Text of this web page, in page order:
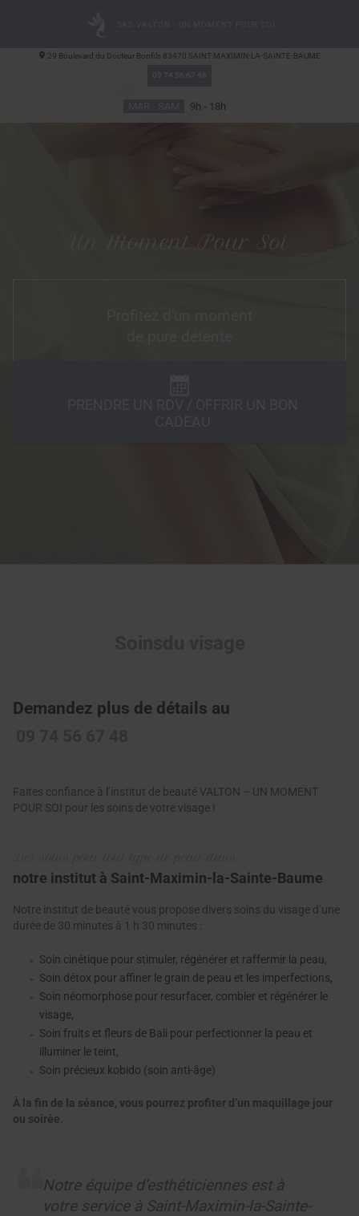
29 Boulevard du Docteur Bonfils 83470 SAINT-MAXIMIN-LA-SAINTE-BAUME
9h - 18h
Un Moment Pour Soi
Demandez plus de détails au
Faites confiance à l’institut de beauté VALTON – UN MOMENT
POUR SOI pour les soins de votre visage !
notre institut à Saint-Maximin-la-Sainte-Baume
Notre institut de beauté vous propose divers soins du visage d’une
durée de 30 minutes à 1 h 30 minutes :
Soin cinétique pour stimuler, régénérer et raffermir la peau,
Soin détox pour affiner le grain de peau et les imperfections,
Soin néomorphose pour resurfacer, combler et régénérer le
visage,
Soin fruits et fleurs de Bali pour perfectionner la peau et
illuminer le teint,
Soin précieux kobido (soin anti-âge)
À la fin de la séance, vous pourrez profiter d’un maquillage jour
ou soirée.
Notre équipe d’esthéticiennes est à
votre service à Saint-Maximin-la-Sainte-